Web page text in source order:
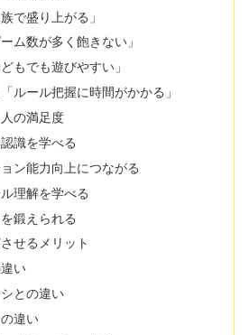
で盛り上がる」
ム数が多く飽きない」
もでも遊びやすい」
ルール把握に時間がかかる」
の満足度
識を学べる
ン能力向上につながる
理解を学べる
鍛えられる
せるメリット
い
との違い
違い